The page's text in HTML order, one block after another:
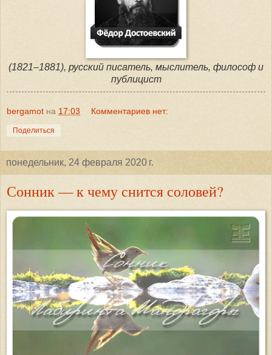
(1821–1881), русский писатель, мыслитель, философ и
публицист
bergamot на 17:03 Комментариев нет:
Поделиться
понедельник, 24 февраля 2020 г.
Сонник — к чему снится соловей?